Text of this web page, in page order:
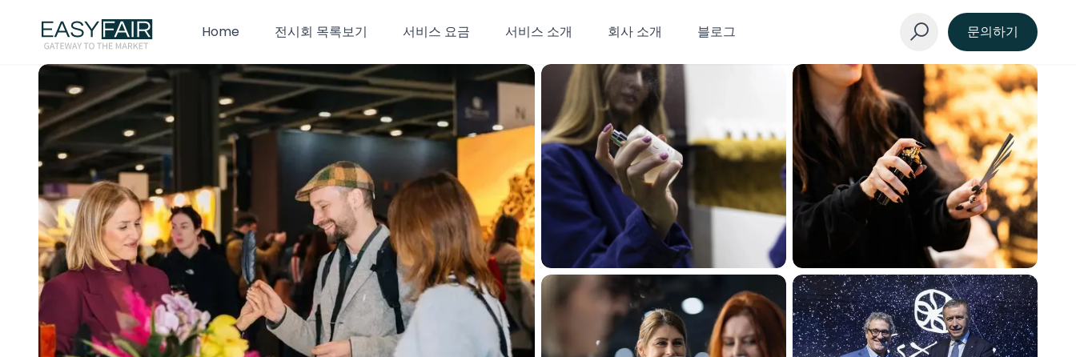
Home 전시회 목록보기 서비스 요금 서비스 소개 회사 소개 블로그 문의하기